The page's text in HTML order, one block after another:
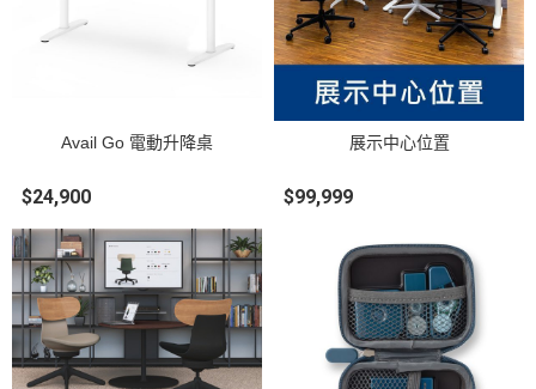
Avail Go 電動升降桌
$24,900
展示中心位置
$99,999